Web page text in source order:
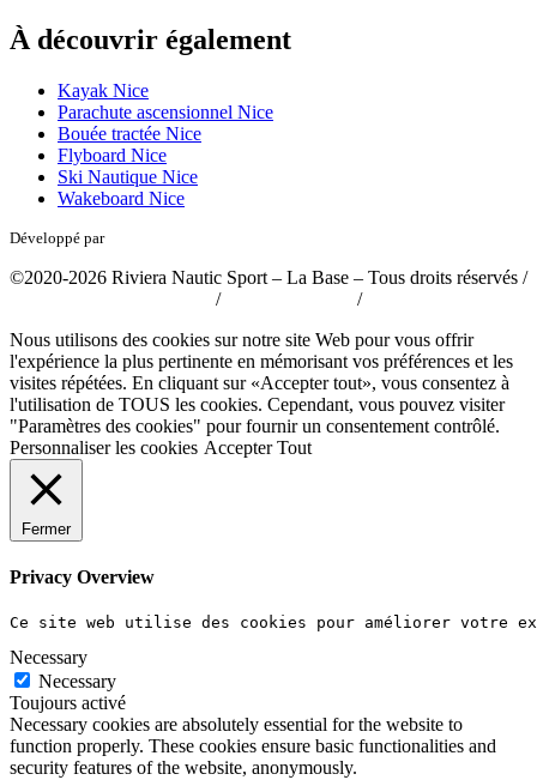
À découvrir également
Kayak Nice
Parachute ascensionnel Nice
Bouée tractée Nice
Flyboard Nice
Ski Nautique Nice
Wakeboard Nice
Développé par
©2020-2026 Riviera Nautic Sport – La Base – Tous droits réservés /
/ /
Nous utilisons des cookies sur notre site Web pour vous offrir
l'expérience la plus pertinente en mémorisant vos préférences et les
visites répétées. En cliquant sur «Accepter tout», vous consentez à
l'utilisation de TOUS les cookies. Cependant, vous pouvez visiter
"Paramètres des cookies" pour fournir un consentement contrôlé.
Personnaliser les cookies Accepter Tout
Fermer
Privacy Overview
Ce site web utilise des cookies pour améliorer votre
Necessary
Necessary
Toujours activé
Necessary cookies are absolutely essential for the website to
function properly. These cookies ensure basic functionalities and
security features of the website, anonymously.